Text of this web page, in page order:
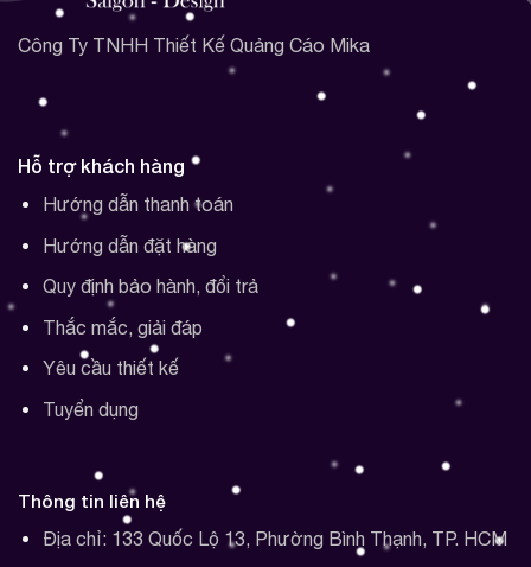
Công Ty TNHH Thiết Kế Quảng Cáo Mika
Hỗ trợ khách hàng
Hướng dẫn thanh toán
Hướng dẫn đặt hàng
Quy định bảo hành, đổi trả
Thắc mắc, giải đáp
Yêu cầu thiết kế
Tuyển dụng
Thông tin liên hệ
Địa chỉ: 133 Quốc Lộ 13, Phường Bình Thạnh, TP. HCM